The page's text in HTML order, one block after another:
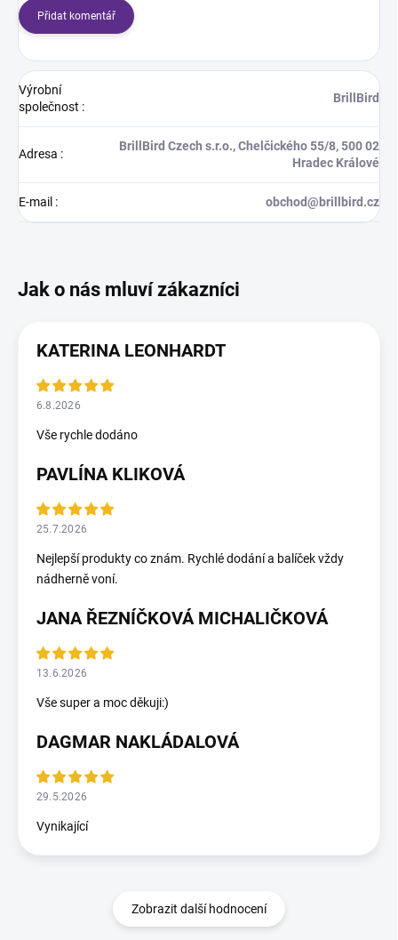
Přidat komentář
Výrobní
společnost :
BrillBird
Adresa :
BrillBird Czech s.r.o., Chelčického 55/8, 500 02
Hradec Králové
E-mail : obchod@brillbird.cz
KATERINA LEONHARDT
6.8.2026
Vše rychle dodáno
PAVLÍNA KLIKOVÁ
25.7.2026
Nejlepší produkty co znám. Rychlé dodání a balíček vždy
nádherně voní.
JANA ŘEZNÍČKOVÁ MICHALIČKOVÁ
13.6.2026
Vše super a moc děkuji:)
DAGMAR NAKLÁDALOVÁ
29.5.2026
Vynikající
Zobrazit další hodnocení